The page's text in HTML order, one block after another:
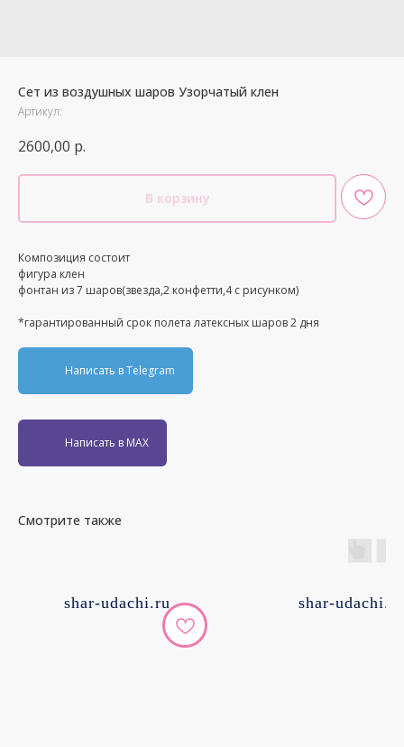
Сет из воздушных шаров Узорчатый клен
Артикул:
2600,00 р.
В корзину
Композиция состоит
фигура клен
фонтан из 7 шаров(звезда,2 конфетти,4 с рисунком)
*гарантированный срок полета латексных шаров 2 дня
Написать в Telegram
Написать в MAX
Смотрите также
shar-udachi.ru shar-udachi.ru